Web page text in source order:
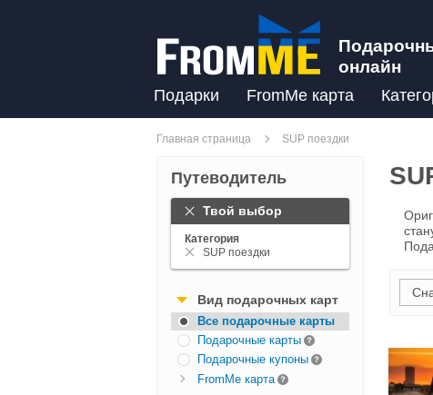
онлайн
Подарки FromMe карта
Главная страница SUP поездки
Путеводитель
Твой выбор
Категория
SUP поездки
Вид подарочных карт
Все подарочные карты
Подарочные карты
Подарочные купоны
FromMe карта